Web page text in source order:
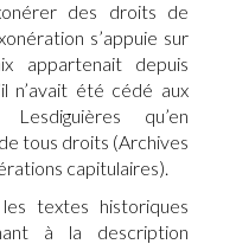
des droits de
s’appuie sur
depuis
n’avait été cédé aux
qu’en
tous droits (Archives
capitulaires).
textes historiques
à la description